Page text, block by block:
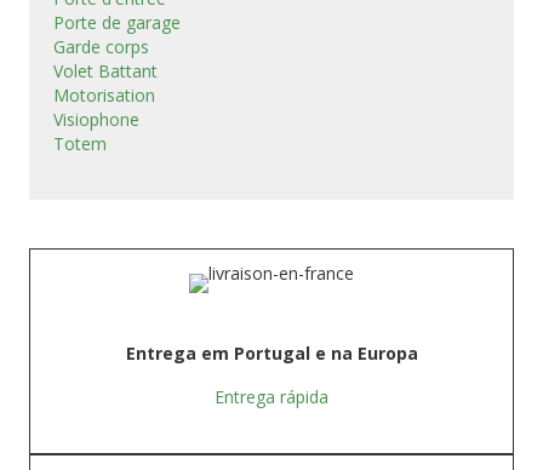
Porte de garage
Garde corps
Volet Battant
Motorisation
Visiophone
Totem
Entrega em Portugal e na Europa
Entrega rápida